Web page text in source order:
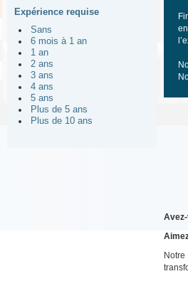
Expérience requise
Sans
6 mois à 1 an
1 an
2 ans
3 ans
4 ans
5 ans
Plus de 5 ans
Plus de 10 ans